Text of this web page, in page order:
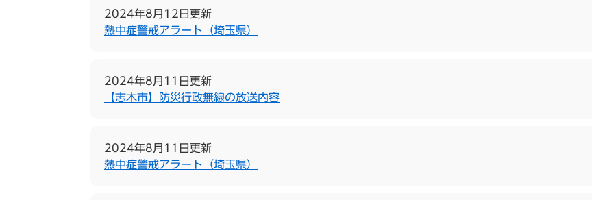
2024年8月12日更新
熱中症警戒アラート（埼玉県）
2024年8月11日更新
【志木市】防災行政無線の放送内容
2024年8月11日更新
熱中症警戒アラート（埼玉県）